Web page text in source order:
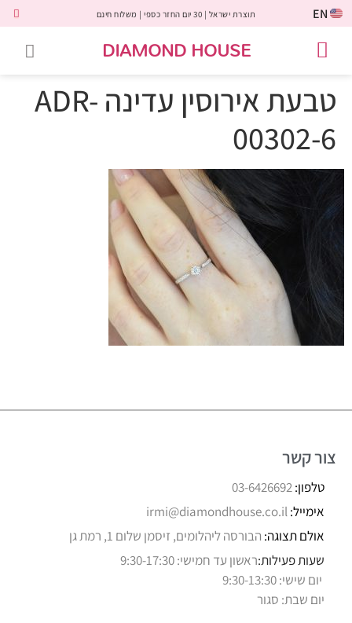
EN תוצרת ישראל | 30 יום החזר כספי | משלוח חינם
DIAMOND HOUSE
טבעת אירוסין עדינה ADR-
00302-6
צור קשר
טלפון:03-6426692
אימייל:irmi@diamondhouse.co.il
אולם תצוגה: הבורסה ליהלומים, זיסמן שלום 1, רמת גן
שעות פעילות:ראשון עד חמישי: 9:30-17:30
יום שישי: 9:30-13:30
יום שבת: סגור